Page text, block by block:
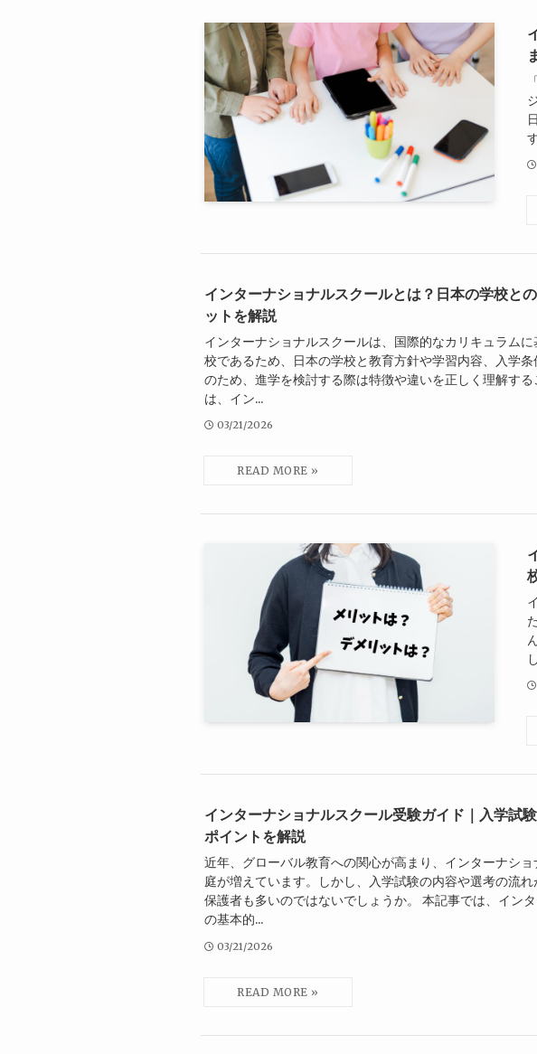
インターナショナルスクールとは？日本の学校と
ットを解説
インターナショナルスクールは、国際的なカリキュラム
校であるため、日本の学校と教育方針や学習内容、入学
のため、進学を検討する際は特徴や違いを正しく理解す
は、イン...
03/21/2026
インターナショナルスクール受験ガイド｜入学試
ポイントを解説
近年、グローバル教育への関心が高まり、インターナシ
庭が増えています。しかし、入学試験の内容や選考の流
保護者も多いのではないでしょうか。 本記事では、イン
の基本的...
03/21/2026